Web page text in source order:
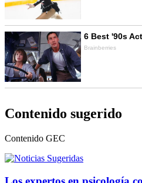
Contenido sugerido
Contenido GEC